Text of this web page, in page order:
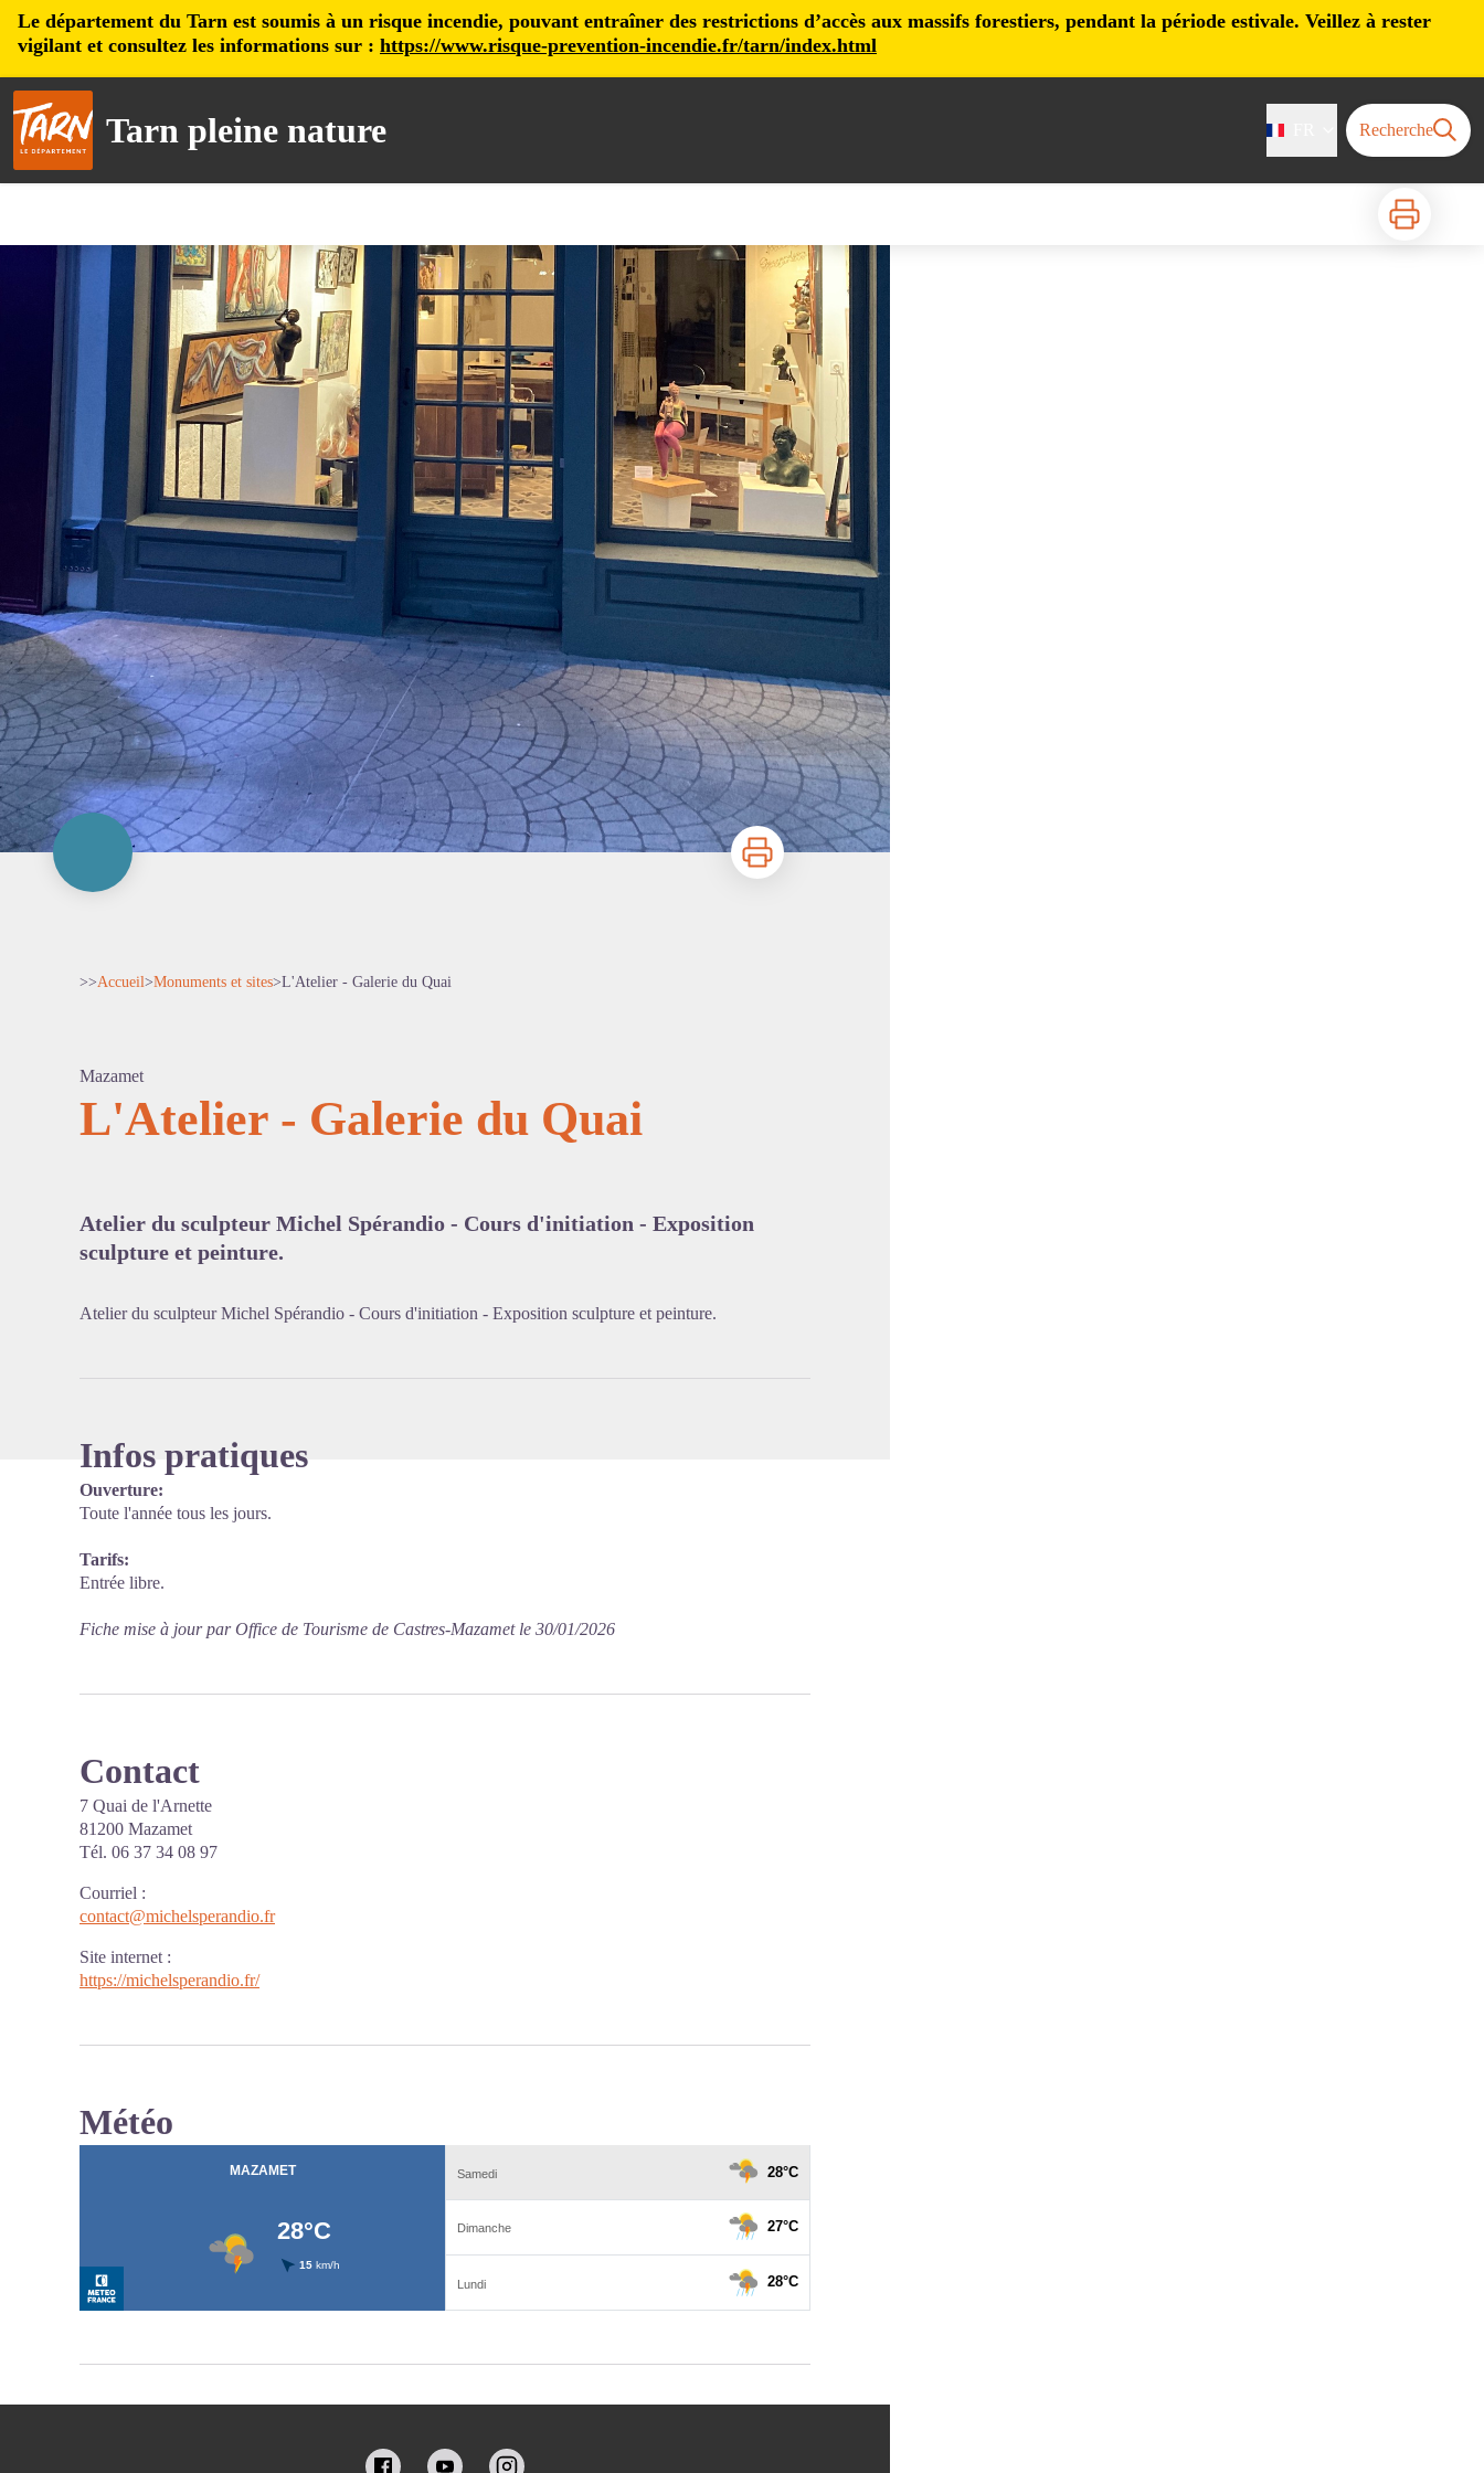
Le département du Tarn est soumis à un risque incendie, pouvant entraîner des restrictions d’accès aux massifs forestiers, pendant la période estivale. Veillez à rester
vigilant et consultez les informations sur : https://www.risque-prevention-incendie.fr/tarn/index.html
Tarn pleine nature Recherche
Imprimer
Imprimer
>>Accueil>Monuments et sites>L'Atelier - Galerie du Quai
Mazamet
L'Atelier - Galerie du Quai
Atelier du sculpteur Michel Spérandio - Cours d'initiation - Exposition
sculpture et peinture.
Atelier du sculpteur Michel Spérandio - Cours d'initiation - Exposition sculpture et peinture.
Infos pratiques
Ouverture:
Toute l'année tous les jours.
Tarifs:
Entrée libre.
Fiche mise à jour par Office de Tourisme de Castres-Mazamet le 30/01/2026
Contact
7 Quai de l'Arnette
81200 Mazamet
Tél. 06 37 34 08 97
Courriel :
contact@michelsperandio.fr
Site internet :
https://michelsperandio.fr/
Météo